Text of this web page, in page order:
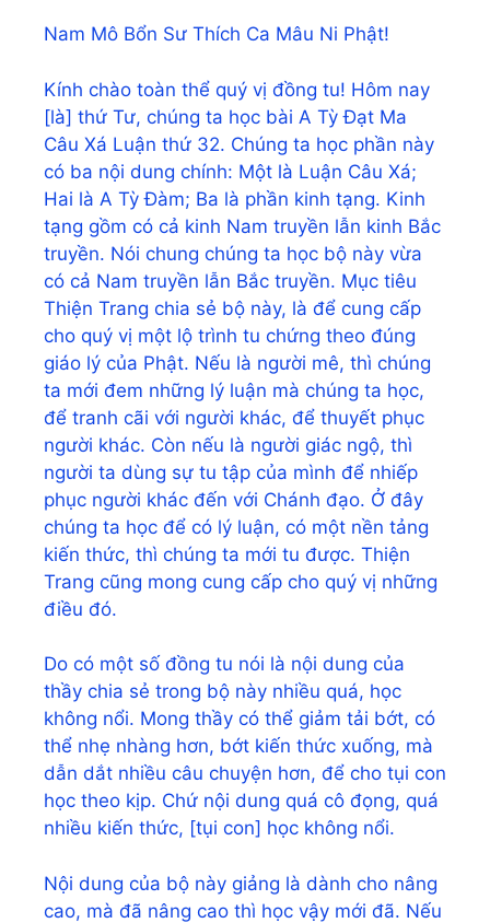
Nam Mô Bổn Sư Thích Ca Mâu Ni Phật!
Kính chào toàn thể quý vị đồng tu! Hôm nay
[là] thứ Tư, chúng ta học bài A Tỳ Đạt Ma
Câu Xá Luận thứ 32. Chúng ta học phần này
có ba nội dung chính: Một là Luận Câu Xá;
Hai là A Tỳ Đàm; Ba là phần kinh tạng. Kinh
tạng gồm có cả kinh Nam truyền lẫn kinh Bắc
truyền. Nói chung chúng ta học bộ này vừa
có cả Nam truyền lẫn Bắc truyền. Mục tiêu
Thiện Trang chia sẻ bộ này, là để cung cấp
cho quý vị một lộ trình tu chứng theo đúng
giáo lý của Phật. Nếu là người mê, thì chúng
ta mới đem những lý luận mà chúng ta học,
để tranh cãi với người khác, để thuyết phục
người khác. Còn nếu là người giác ngộ, thì
người ta dùng sự tu tập của mình để nhiếp
phục người khác đến với Chánh đạo. Ở đây
chúng ta học để có lý luận, có một nền tảng
kiến thức, thì chúng ta mới tu được. Thiện
Trang cũng mong cung cấp cho quý vị những
điều đó.
Do có một số đồng tu nói là nội dung của
thầy chia sẻ trong bộ này nhiều quá, học
không nổi. Mong thầy có thể giảm tải bớt, có
thể nhẹ nhàng hơn, bớt kiến thức xuống, mà
dẫn dắt nhiều câu chuyện hơn, để cho tụi con
học theo kịp. Chứ nội dung quá cô đọng, quá
nhiều kiến thức, [tụi con] học không nổi.
Nội dung của bộ này giảng là dành cho nâng
cao, mà đã nâng cao thì học vậy mới đã. Nếu